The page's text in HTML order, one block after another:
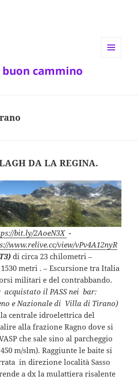
cammino
DA LA REGINA.
bit.ly/2AoeN3X -
www.relive.cc/view/vPv4A12nyR
di circa 23 chilometri –
metri . – Escursione tra Italia
militari e del contrabbando.
acquistato il PASS nei bar:
e Nazionale di Villa di Tirano)
centrale idroelettrica del
alla frazione Ragno dove si
che sale sino al parcheggio
m/slm). Raggiunte le baite si
in direzione località Sasso
a dx la mulattiera risalente